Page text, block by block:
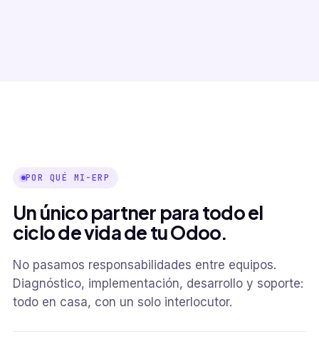
POR QUÉ MI-ERP
Un único partner para todo el
ciclo de vida de tu Odoo.
No pasamos responsabilidades entre equipos.
Diagnóstico, implementación, desarrollo y soporte:
todo en casa, con un solo interlocutor.